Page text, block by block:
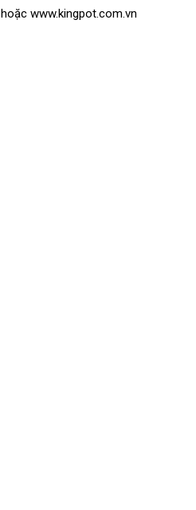
hoặc www.kingpot.com.vn